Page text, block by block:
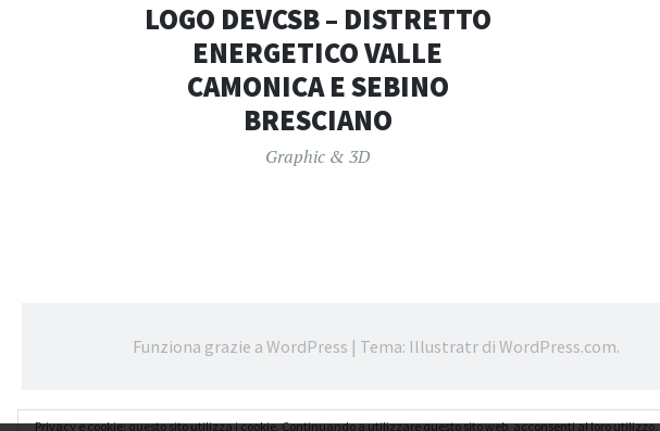
LOGO DEVCSB – DISTRETTO
ENERGETICO VALLE
CAMONICA E SEBINO
BRESCIANO
Graphic & 3D
Funziona grazie a WordPress | Tema: Illustratr di WordPress.com.
Privacy e cookie: questo sito utilizza i cookie. Continuando a utilizzare questo sito web, acconsenti al loro utilizzo.